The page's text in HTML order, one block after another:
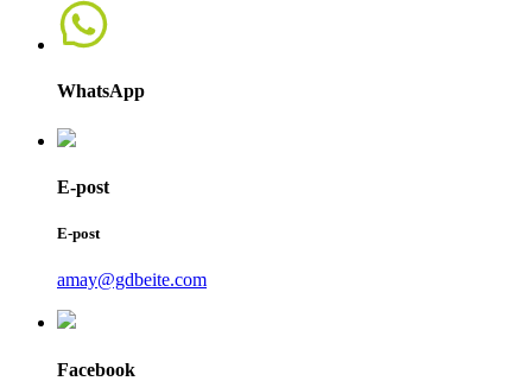
WhatsApp
E-post
E-post
amay@gdbeite.com
Facebook